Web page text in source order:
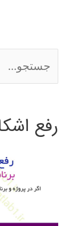
س
ج
رفع